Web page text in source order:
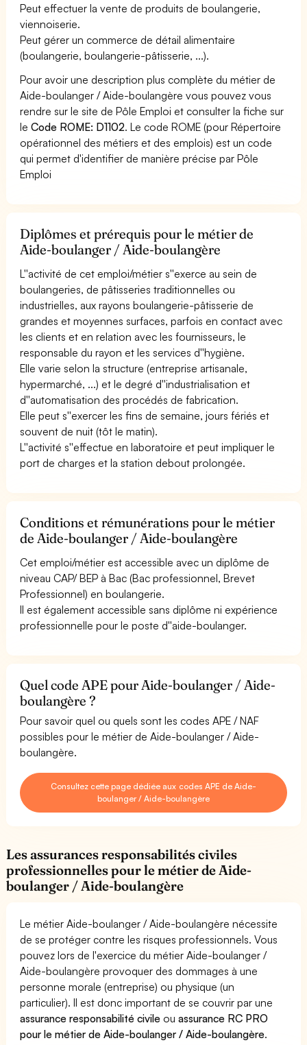
Peut effectuer la vente de produits de boulangerie,
viennoiserie.
Peut gérer un commerce de détail alimentaire
(boulangerie, boulangerie-pâtisserie, ...).
Pour avoir une description plus complète du métier de
Aide-boulanger / Aide-boulangère vous pouvez vous
rendre sur le site de Pôle Emploi et consulter la fiche sur
leCode ROME: D1102. Le code ROME (pour Répertoire
opérationnel des métiers et des emplois) est un code
qui permet d'identifier de manière précise par Pôle
Emploi
Diplômes et prérequis pour le métier de
Aide-boulanger / Aide-boulangère
L''activité de cet emploi/métier s''exerce au sein de
boulangeries, de pâtisseries traditionnelles ou
industrielles, aux rayons boulangerie-pâtisserie de
grandes et moyennes surfaces, parfois en contact avec
les clients et en relation avec les fournisseurs, le
responsable du rayon et les services d''hygiène.
Elle varie selon la structure (entreprise artisanale,
hypermarché, ...) et le degré d''industrialisation et
d''automatisation des procédés de fabrication.
Elle peut s''exercer les fins de semaine, jours fériés et
souvent de nuit (tôt le matin).
L''activité s''effectue en laboratoire et peut impliquer le
port de charges et la station debout prolongée.
Conditions et rémunérations pour le métier
de Aide-boulanger / Aide-boulangère
Cet emploi/métier est accessible avec un diplôme de
niveau CAP/ BEP à Bac (Bac professionnel, Brevet
Professionnel) en boulangerie.
Il est également accessible sans diplôme ni expérience
professionnelle pour le poste d''aide-boulanger.
Quel code APE pour Aide-boulanger / Aide-
boulangère ?
Pour savoir quel ou quels sont les codes APE / NAF
possibles pour le métier de Aide-boulanger / Aide-
boulangère.
Consultez cette page dédiée aux codes APE de Aide-
boulanger / Aide-boulangère
Les assurances responsabilités civiles
professionnelles pour le métier de Aide-
boulanger / Aide-boulangère
Le métier Aide-boulanger / Aide-boulangère nécessite
de se protéger contre les risques professionnels. Vous
pouvez lors de l'exercice du métier Aide-boulanger /
Aide-boulangère provoquer des dommages à une
personne morale (entreprise) ou physique (un
particulier). Il est donc important de se couvrir par une
assurance responsabilité civile ouassurance RC PRO
pour le métier de Aide-boulanger / Aide-boulangère.